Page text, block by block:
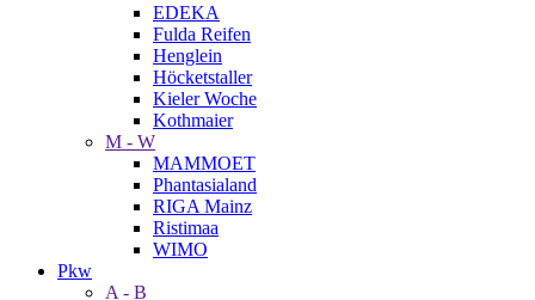
EDEKA
Fulda Reifen
Henglein
Höcketstaller
Kieler Woche
Kothmaier
M - W
MAMMOET
Phantasialand
RIGA Mainz
Ristimaa
WIMO
Pkw
A - B